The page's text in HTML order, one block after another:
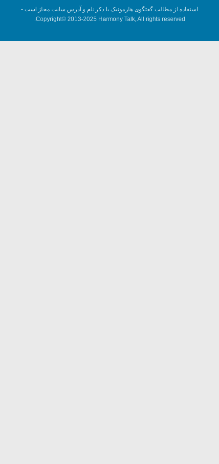
استفاده از مطالب گفتگوی هارمونیک با ذکر نام و آدرس سایت مجاز است -
Copyright© 2013-2025 Harmony Talk, All rights reserved.